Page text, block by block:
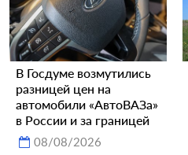
В Госдуме возмутились
разницей цен на
автомобили «АвтоВАЗа»
в России и за границей
08/08/2026